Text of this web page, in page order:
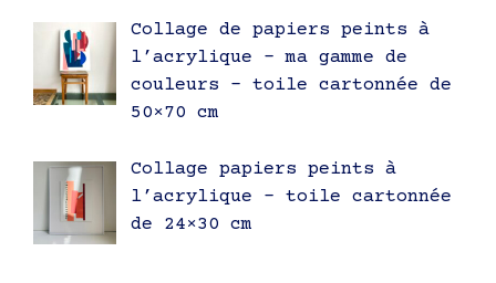
Collage de papiers peints à
l’acrylique – ma gamme de
couleurs – toile cartonnée de
50×70 cm
Collage papiers peints à
l’acrylique – toile cartonnée
de 24×30 cm